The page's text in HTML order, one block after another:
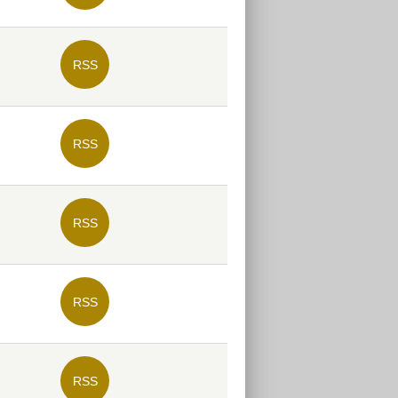
RSS
RSS
RSS
RSS
RSS